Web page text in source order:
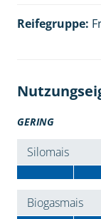
Reifegruppe:
GERING
Silomais
Biogasmais